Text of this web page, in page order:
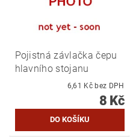
Pojistná závlačka čepu
hlavního stojanu
6,61 Kč bez DPH
8 Kč